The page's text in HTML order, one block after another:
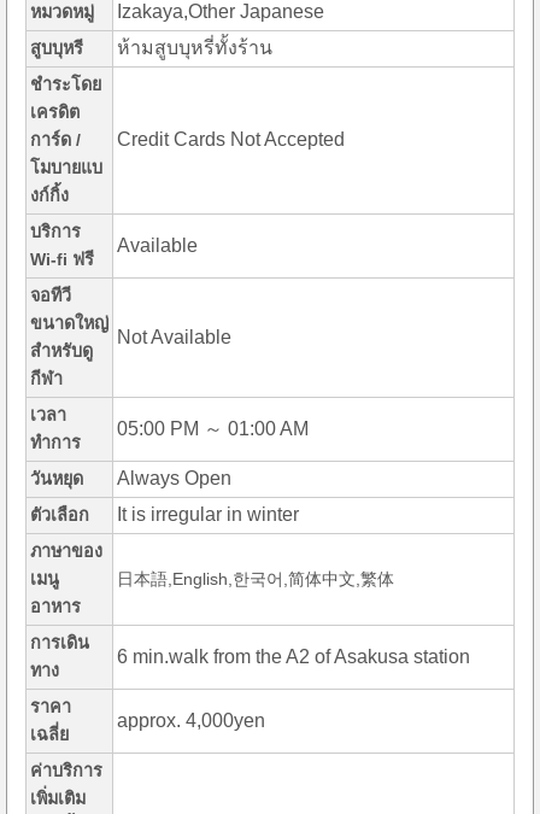
หมวดหมู่ Izakaya,Other Japanese
สูบบุหรี ห้ามสูบบุหรี่ทั้งร้าน
ชำระโดย
เครดิต
การ์ด /
โมบายแบ
งก์กิ้ง
Credit Cards Not Accepted
บริการ
Wi-fi ฟรี
Available
จอทีวี
ขนาดใหญ่
สำหรับดู
กีฬา
Not Available
เวลา
ทำการ
05:00 PM ～ 01:00 AM
วันหยุด Always Open
ตัวเลือก It is irregular in winter
ภาษาของ
เมนู
อาหาร
日本語,English,한국어,简体中文,繁体
การเดิน
ทาง
6 min.walk from the A2 of Asakusa station
ราคา
เฉลี่ย
approx. 4,000yen
ค่าบริการ
เพิ่มเติม